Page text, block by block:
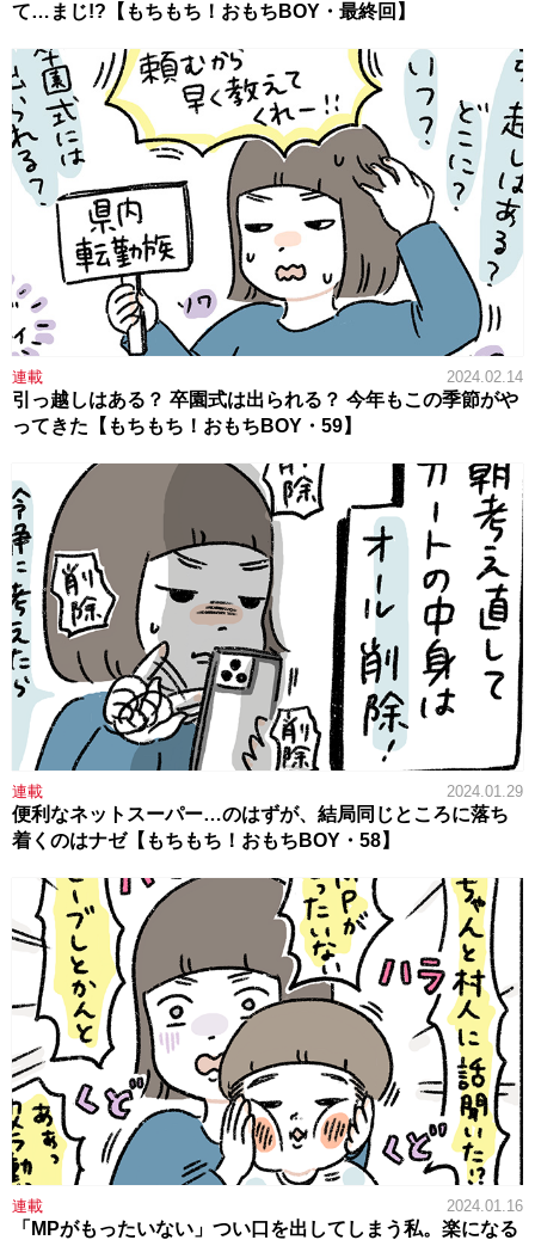
て…まじ!?【もちもち！おもちBOY・最終回】
連載 2024.02.14
引っ越しはある？ 卒園式は出られる？ 今年もこの季節がや
ってきた【もちもち！おもちBOY・59】
連載 2024.01.29
便利なネットスーパー…のはずが、結局同じところに落ち
着くのはナゼ【もちもち！おもちBOY・58】
連載 2024.01.16
「MPがもったいない」つい口を出してしまう私。楽になる